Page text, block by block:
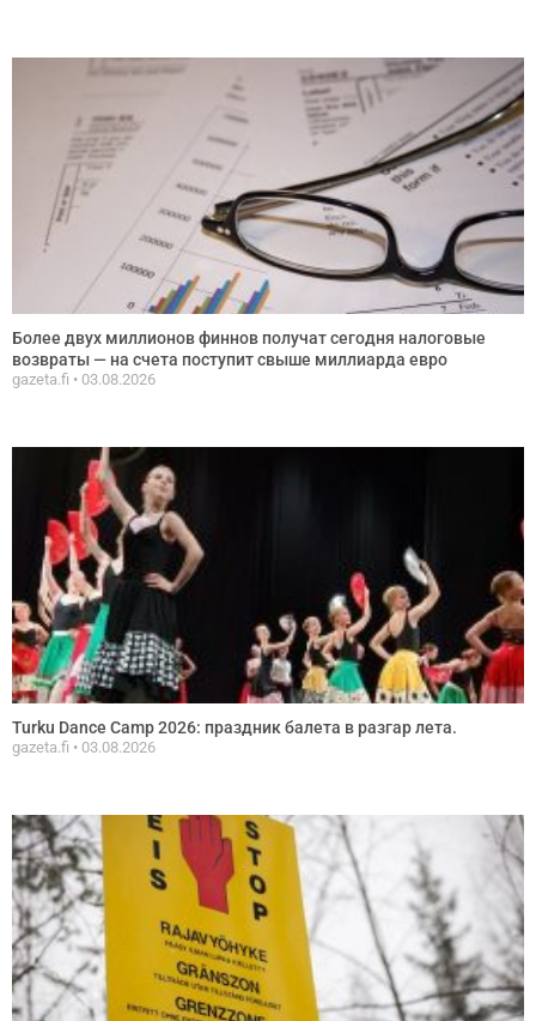
Более двух миллионов финнов получат сегодня налоговые
возвраты — на счета поступит свыше миллиарда евро
gazeta.fi 03.08.2026
Turku Dance Camp 2026: праздник балета в разгар летa.
gazeta.fi 03.08.2026